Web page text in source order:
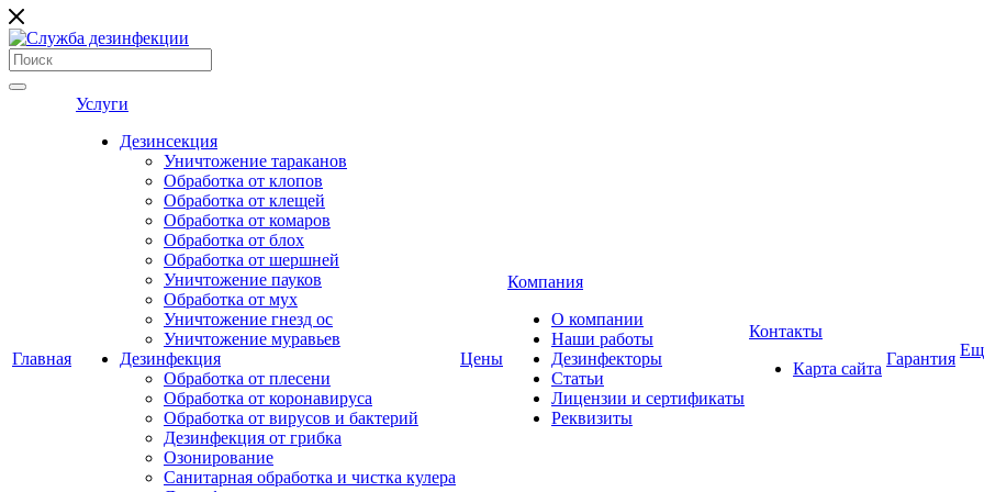
Главная
Услуги
Дезинсекция
Уничтожение тараканов
Обработка от клопов
Обработка от клещей
Обработка от комаров
Обработка от блох
Обработка от шершней
Уничтожение пауков
Обработка от мух
Уничтожение гнезд ос
Уничтожение муравьев
Дезинфекция
Обработка от плесени
Обработка от коронавируса
Обработка от вирусов и бактерий
Дезинфекция от грибка
Озонирование
Санитарная обработка и чистка кулера
Цены
Компания
О компании
Наши работы
Дезинфекторы
Статьи
Лицензии и сертификаты
Реквизиты
Контакты
Карта сайта
Гарантия